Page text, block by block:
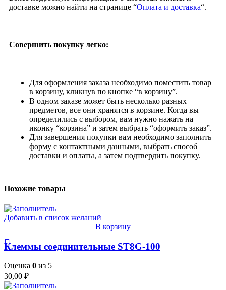
доставке можно найти на странице “Оплата и доставка“.
Совершить покупку легко:
Для оформления заказа необходимо поместить товар
в корзину, кликнув по кнопке “в корзину”.
В одном заказе может быть несколько разных
предметов, все они хранятся в корзине. Когда вы
определились с выбором, вам нужно нажать на
иконку “корзина” и затем выбрать “оформить заказ”.
Для завершения покупки вам необходимо заполнить
форму с контактными данными, выбрать способ
доставки и оплаты, а затем подтвердить покупку.
Похожие товары
Добавить в список желаний
В корзину
Клеммы соединительные ST8G-100
Оценка 0 из 5
30,00 ₽